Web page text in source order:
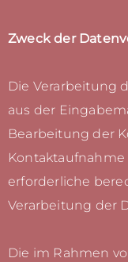
Zweck der
Die Verarbeitung
aus der
Bearbeitung der
Kontaktaufnahme
erforderliche
Verarbeitung der
Die im Rahmen